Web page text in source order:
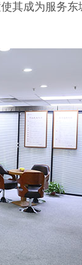
其成为服务